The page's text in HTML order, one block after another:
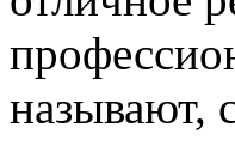
называют,